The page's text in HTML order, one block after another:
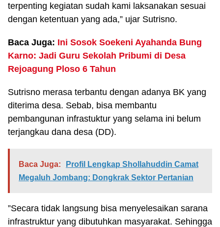
terpenting kegiatan sudah kami laksanakan sesuai
dengan ketentuan yang ada,” ujar Sutrisno.
Baca Juga: Ini Sosok Soekeni Ayahanda Bung
Karno: Jadi Guru Sekolah Pribumi di Desa
Rejoagung Ploso 6 Tahun
Sutrisno merasa terbantu dengan adanya BK yang
diterima desa. Sebab, bisa membantu
pembangunan infrastuktur yang selama ini belum
terjangkau dana desa (DD).
Baca Juga:
Profil Lengkap Shollahuddin Camat
Megaluh Jombang: Dongkrak Sektor Pertanian
”Secara tidak langsung bisa menyelesaikan sarana
infrastruktur yang dibutuhkan masyarakat. Sehingga